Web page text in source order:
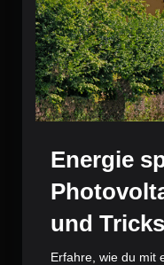
Energie
und Tricks
Erfahre, wie du mit